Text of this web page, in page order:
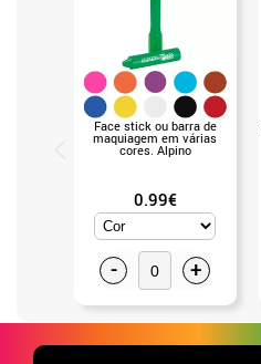
Face stick ou barra de
maquiagem em várias
cores. Alpino
0.99€
- +